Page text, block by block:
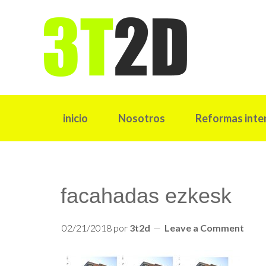
inicio Nosotros Reformas
facahadas ezkesk
02/21/2018 por 3t2d Leave a Comment